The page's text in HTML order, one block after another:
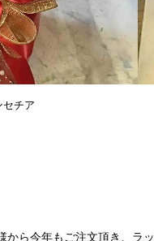
セチア
から今年もご注文頂き、ラ